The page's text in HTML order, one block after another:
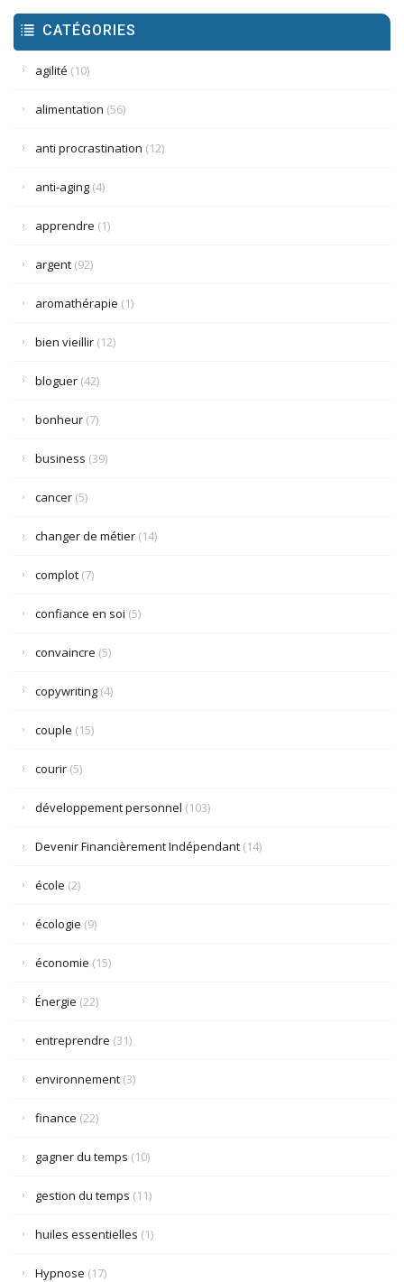
CATÉGORIES
agilité (10)
alimentation (56)
anti procrastination (12)
anti-aging (4)
apprendre (1)
argent (92)
aromathérapie (1)
bien vieillir (12)
bloguer (42)
bonheur (7)
business (39)
cancer (5)
changer de métier (14)
complot (7)
confiance en soi (5)
convaincre (5)
copywriting (4)
couple (15)
courir (5)
développement personnel (103)
Devenir Financièrement Indépendant (14)
école (2)
écologie (9)
économie (15)
Énergie (22)
entreprendre (31)
environnement (3)
finance (22)
gagner du temps (10)
gestion du temps (11)
huiles essentielles (1)
Hypnose (17)